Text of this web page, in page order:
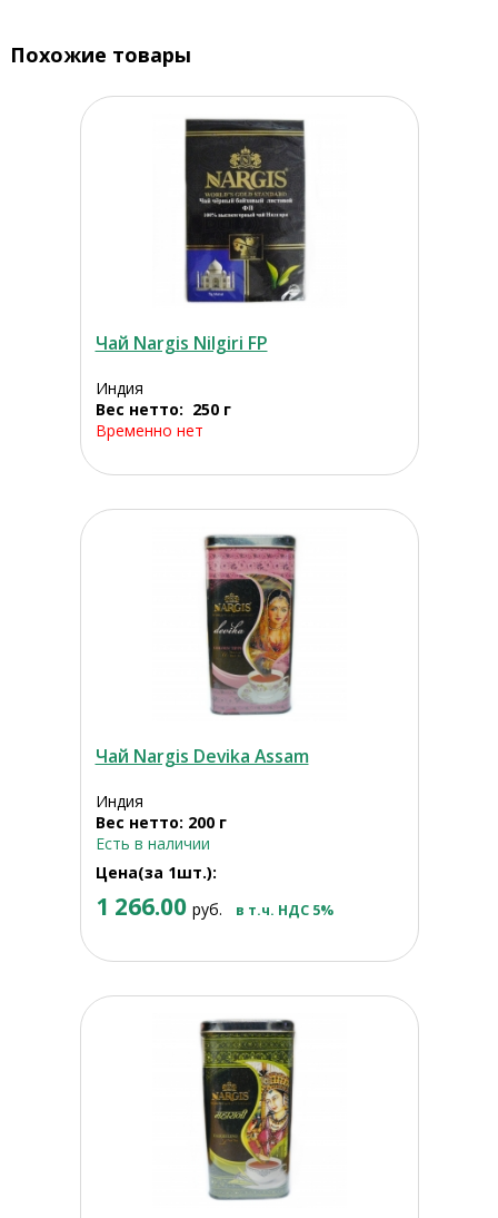
Похожие товары
Чай Nargis Nilgiri FP
Индия
Вес нетто: 250 г
Временно нет
Чай Nargis Devika Assam
Индия
Вес нетто: 200 г
Есть в наличии
Цена(за 1шт.):
1 266.00 руб. в т.ч. НДС 5%